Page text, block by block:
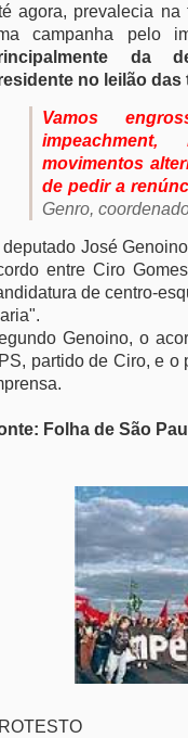
agora, prevalecia
campanha pelo
da
no leilão das
Vamos
movimentos
de pedir a
Genro,
deputado José
entre Ciro
de centro-
Genoino, o
partido de Ciro, e o
Folha de São